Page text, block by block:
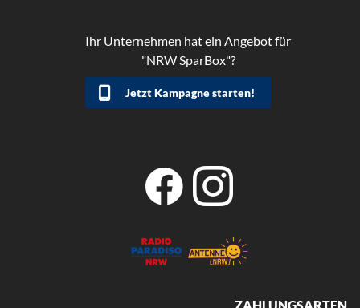
Ihr Unternehmen hat ein Angebot für
"NRW SparBox"?
Jetzt Kampagne starten!